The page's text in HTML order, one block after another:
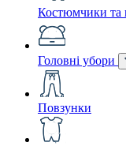
Костюмчики та
Головні убори
Повзунки